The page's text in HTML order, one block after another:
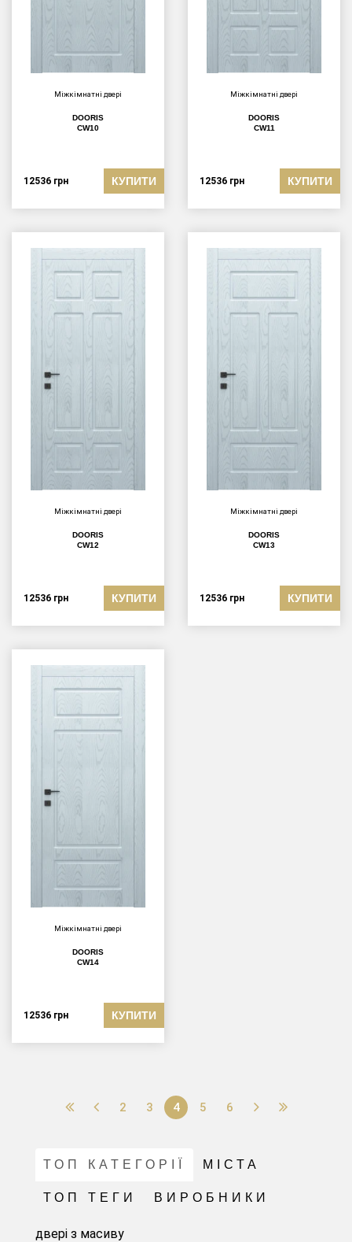
Міжкімнатні двері
DOORIS
CW10
12536 грн КУПИТИ
Міжкімнатні двері
DOORIS
CW11
12536 грн КУПИТИ
Міжкімнатні двері
DOORIS
CW12
12536 грн КУПИТИ
Міжкімнатні двері
DOORIS
CW13
12536 грн КУПИТИ
Міжкімнатні двері
DOORIS
CW14
12536 грн КУПИТИ
2 3 4 5 6
ТОП КАТЕГОРІЇ МІСТА
ТОП ТЕГИ ВИРОБНИКИ
двері з масиву